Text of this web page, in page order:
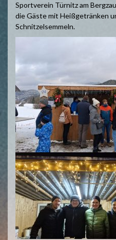
Sportverein Türnitz am
die Gäste mit Heißgetränken
Schnitzelsemmeln.